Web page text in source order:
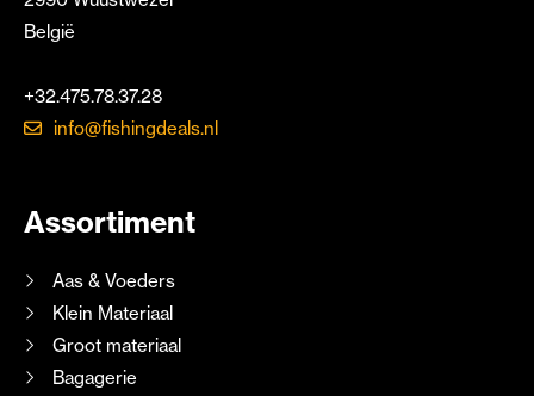
België
+32.475.78.37.28
info@fishingdeals.nl
Assortiment
Aas & Voeders
Klein Materiaal
Groot materiaal
Bagagerie